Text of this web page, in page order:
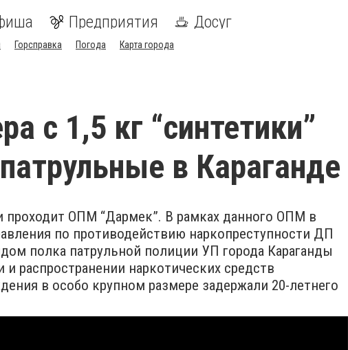
Предприятия Досуг
Горсправка Погода Карта города
с 1,5 кг “синтетики”
в Караганде
проходит ОПМ “Дармек”. В рамках данного ОПМ в
по противодействию наркопреступности ДП
полка патрульной полиции УП города Караганды
распространении наркотических средств
в особо крупном размере задержали 20-летнего